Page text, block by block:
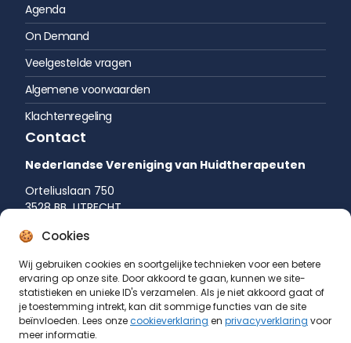
Cookies
Wij gebruiken cookies en soortgelijke technieken voor een betere
ervaring op onze site. Door akkoord te gaan, kunnen we site-
statistieken en unieke ID's verzamelen. Als je niet akkoord gaat of
je toestemming intrekt, kan dit sommige functies van de site
beïnvloeden. Lees onzecookieverklaring en privacyverklaring voor
meer informatie.
Agenda
On Demand
Veelgestelde vragen
Algemene voorwaarden
Klachtenregeling
Contact
Nederlandse Vereniging van Huidtherapeuten
Orteliuslaan 750
3528 BB UTRECHT
035 542 75 52